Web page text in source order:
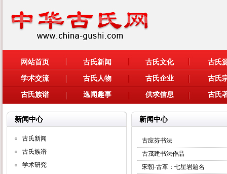
网站首页 古氏新闻 古氏文化
古氏
学术交流
古氏人物 古氏企业
古氏
古氏族谱
逸闻趣事 供求信息 古氏
新闻中心
古氏新闻
古氏族谱
学术研究
新闻中心
古应芬书法
古茂建书法作品
宋朝·古革：七星岩题名